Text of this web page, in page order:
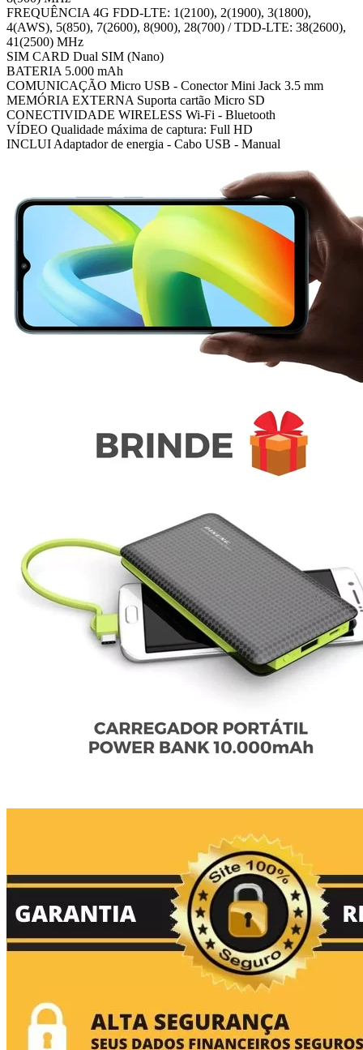
FREQUÊNCIA 4G FDD-LTE: 1(2100), 2(1900), 3(1800),
4(AWS), 5(850), 7(2600), 8(900), 28(700) / TDD-LTE: 38(2600),
41(2500) MHz
SIM CARD Dual SIM (Nano)
BATERIA 5.000 mAh
COMUNICAÇÃO Micro USB - Conector Mini Jack 3.5 mm
MEMÓRIA EXTERNA Suporta cartão Micro SD
CONECTIVIDADE WIRELESS Wi-Fi - Bluetooth
VÍDEO Qualidade máxima de captura: Full HD
INCLUI Adaptador de energia - Cabo USB - Manual